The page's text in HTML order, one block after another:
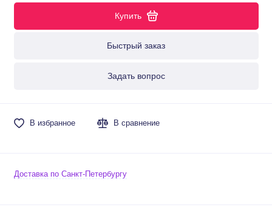
Купить
Быстрый заказ
Задать вопрос
В избранное В сравнение
Доставка по Санкт-Петербургу